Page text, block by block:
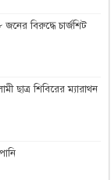
বিরুদ্ধে চার্জশিট
ছাত্র শিবিরের ম্যারাথন